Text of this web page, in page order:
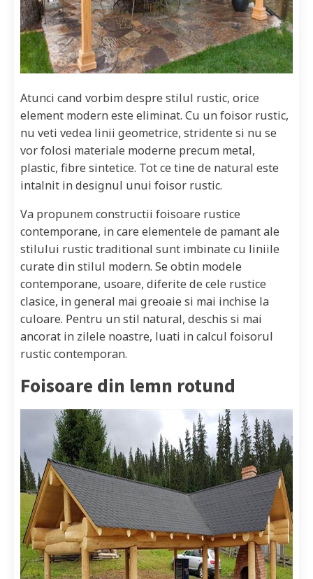
Atunci cand vorbim despre stilul rustic, orice
element modern este eliminat. Cu un foisor rustic,
nu veti vedea linii geometrice, stridente si nu se
vor folosi materiale moderne precum metal,
plastic, fibre sintetice. Tot ce tine de natural este
intalnit in designul unui foisor rustic.
Va propunem constructii foisoare rustice
contemporane, in care elementele de pamant ale
stilului rustic traditional sunt imbinate cu liniile
curate din stilul modern. Se obtin modele
contemporane, usoare, diferite de cele rustice
clasice, in general mai greoaie si mai inchise la
culoare. Pentru un stil natural, deschis si mai
ancorat in zilele noastre, luati in calcul foisorul
rustic contemporan.
Foisoare din lemn rotund